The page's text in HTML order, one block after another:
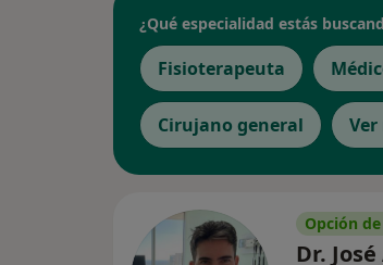
¿Qué especialidad estás
Fisioterapeuta
Cirujano general Ver
Opción
Dr.